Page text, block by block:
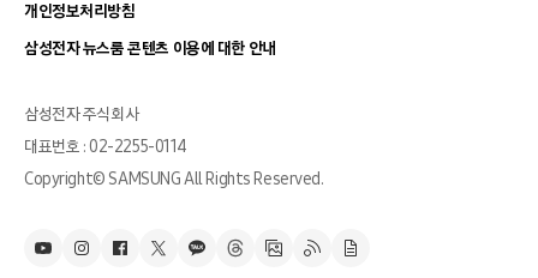
개인정보처리방침
삼성전자 뉴스룸 콘텐츠 이용에 대한 안내
삼성전자 주식회사
대표번호 : 02-2255-0114
Copyright© SAMSUNG All Rights Reserved.